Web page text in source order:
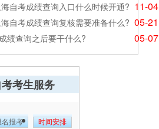
自考成绩查询入口什么时候开通? 11-04
自考成绩查询复核需要准备什么? 05-21
绩查询之后要干什么? 05-07
考生服务
名报考 时间安排